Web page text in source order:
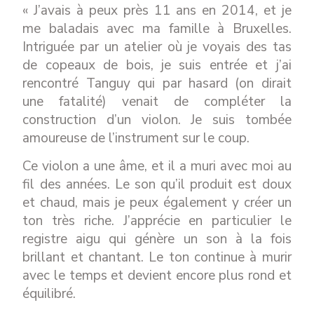
« J’avais à peux près 11 ans en 2014, et je
me baladais avec ma famille à Bruxelles.
Intriguée par un atelier où je voyais des tas
de copeaux de bois, je suis entrée et j’ai
rencontré Tanguy qui par hasard (on dirait
une fatalité) venait de compléter la
construction d’un violon. Je suis tombée
amoureuse de l’instrument sur le coup.
Ce violon a une âme, et il a muri avec moi au
fil des années. Le son qu’il produit est doux
et chaud, mais je peux également y créer un
ton très riche. J’apprécie en particulier le
registre aigu qui génère un son à la fois
brillant et chantant. Le ton continue à murir
avec le temps et devient encore plus rond et
équilibré.